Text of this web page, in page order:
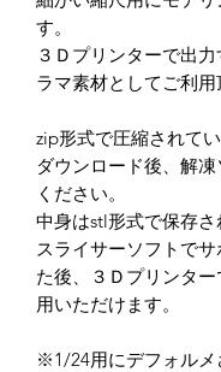
す。
３Ｄプリンターで出
ラマ素材としてご利用
zip形式で圧縮されてい
ダウンロード後、解
ください。
中身はstl形式で保存さ
スライサーソフトで
た後、３Ｄプリンタ
用いただけます。
※1/24用にデフォルメ